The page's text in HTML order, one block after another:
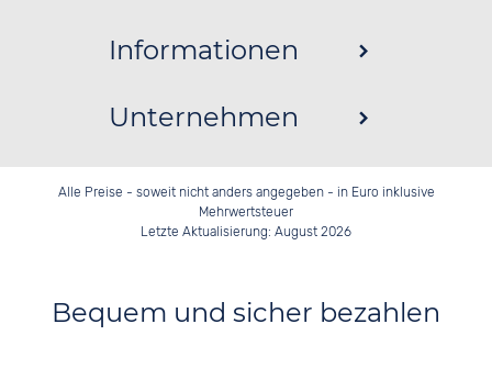
Informationen
Unternehmen
Alle Preise - soweit nicht anders angegeben - in Euro inklusive
Mehrwertsteuer
Letzte Aktualisierung: August 2026
Bequem und sicher bezahlen